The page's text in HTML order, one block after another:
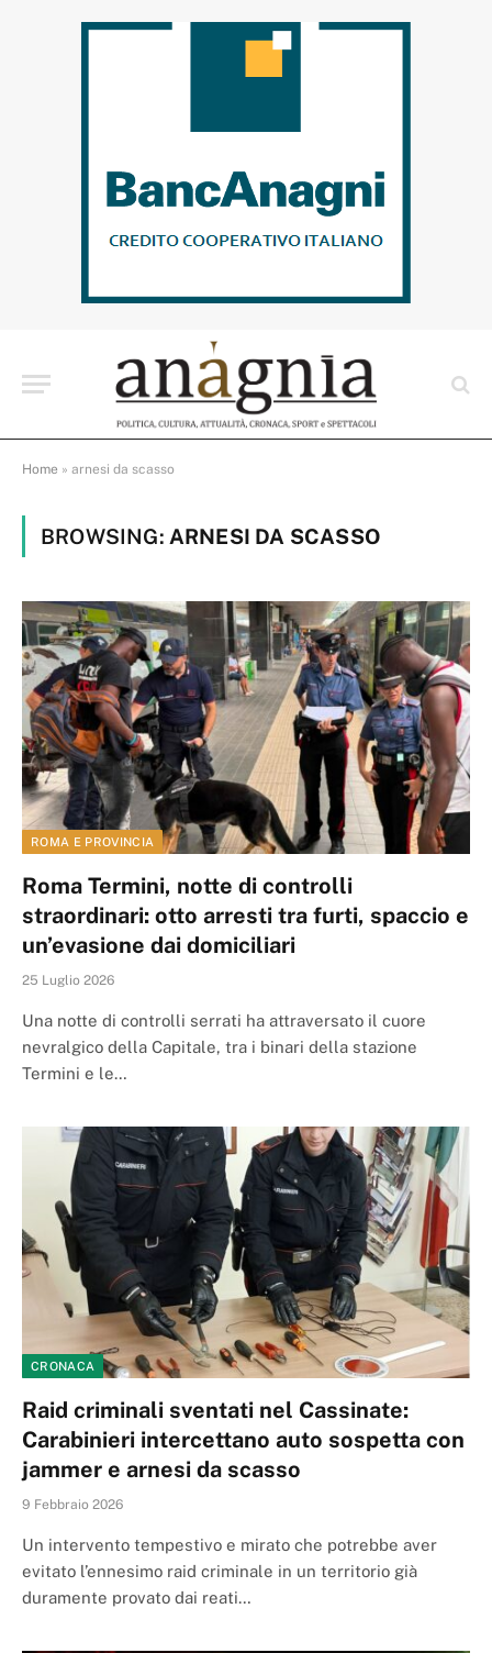
Home » arnesi da scasso
BROWSING: ARNESI DA SCASSO
ROMA E PROVINCIA
Roma Termini, notte di controlli
straordinari: otto arresti tra furti, spaccio e
un’evasione dai domiciliari
25 Luglio 2026
Una notte di controlli serrati ha attraversato il cuore
nevralgico della Capitale, tra i binari della stazione
Termini e le…
CRONACA
Raid criminali sventati nel Cassinate:
Carabinieri intercettano auto sospetta con
jammer e arnesi da scasso
9 Febbraio 2026
Un intervento tempestivo e mirato che potrebbe aver
evitato l’ennesimo raid criminale in un territorio già
duramente provato dai reati…